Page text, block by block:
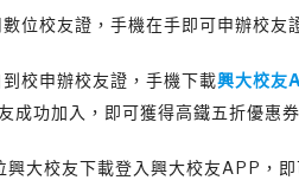
位校友證，手機在手即可申辦校友
校申辦校友證，手機下載興大校友
成功加入，即可獲得高鐵五折優惠券
興大校友下載登入興大校友APP，